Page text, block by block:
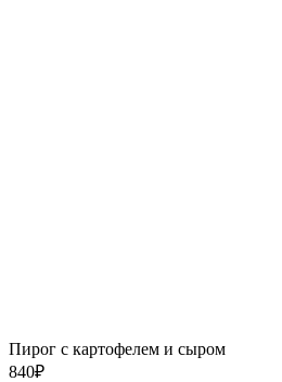
Пирог с картофелем и сыром
840₽